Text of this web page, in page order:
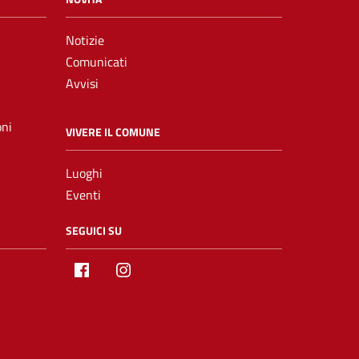
Notizie
Comunicati
Avvisi
VIVERE IL COMUNE
Luoghi
Eventi
SEGUICI SU
Facebook